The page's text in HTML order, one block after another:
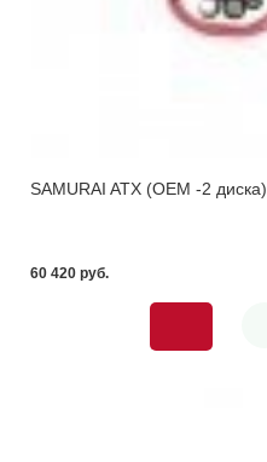
SAMURAI ATX (OEM -2 диска)
60 420 pуб.